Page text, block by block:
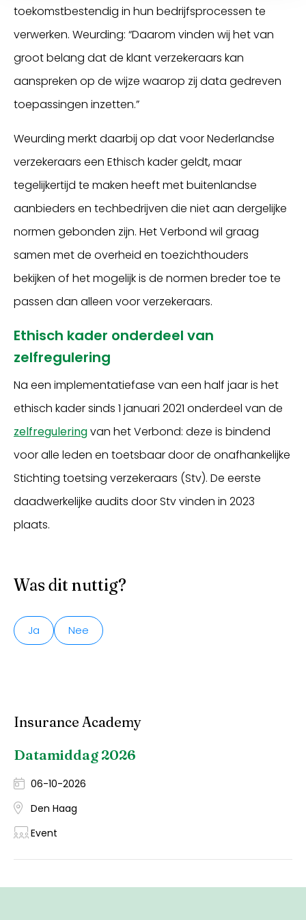
toekomstbestendig in hun bedrijfsprocessen te
verwerken. Weurding: “Daarom vinden wij het van
groot belang dat de klant verzekeraars kan
aanspreken op de wijze waarop zij data gedreven
toepassingen inzetten.”
Weurding merkt daarbij op dat voor Nederlandse
verzekeraars een Ethisch kader geldt, maar
tegelijkertijd te maken heeft met buitenlandse
aanbieders en techbedrijven die niet aan dergelijke
normen gebonden zijn. Het Verbond wil graag
samen met de overheid en toezichthouders
bekijken of het mogelijk is de normen breder toe te
passen dan alleen voor verzekeraars.
Ethisch kader onderdeel van
zelfregulering
Na een implementatiefase van een half jaar is het
ethisch kader sinds 1 januari 2021 onderdeel van de
zelfreguleringvan het Verbond: deze is bindend
voor alle leden en toetsbaar door de onafhankelijke
Stichting toetsing verzekeraars (Stv). De eerste
daadwerkelijke audits door Stv vinden in 2023
plaats.
Was dit nuttig?
Ja Nee
Insurance Academy
Datamiddag 2026
06-10-2026
Den Haag
Event